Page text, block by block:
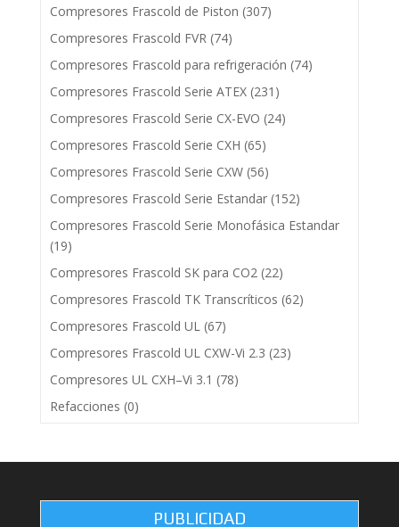
Compresores Frascold de Piston (307)
Compresores Frascold FVR (74)
Compresores Frascold para refrigeración (74)
Compresores Frascold Serie ATEX (231)
Compresores Frascold Serie CX-EVO (24)
Compresores Frascold Serie CXH (65)
Compresores Frascold Serie CXW (56)
Compresores Frascold Serie Estandar (152)
Compresores Frascold Serie Monofásica Estandar
(19)
Compresores Frascold SK para CO2 (22)
Compresores Frascold TK Transcríticos (62)
Compresores Frascold UL (67)
Compresores Frascold UL CXW-Vi 2.3 (23)
Compresores UL CXH–Vi 3.1 (78)
Refacciones (0)
PUBLICIDAD